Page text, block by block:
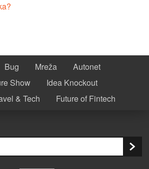
Bug Mreža
Autonet
Show
Idea Knockout
& Tech
Future of Fintech